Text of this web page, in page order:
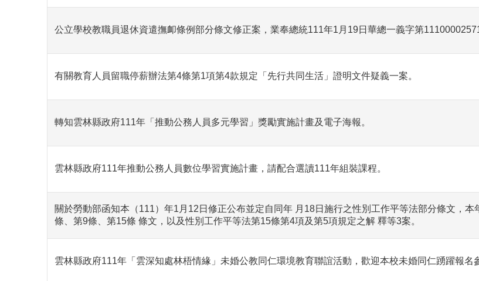
公立學校教職員退休資遣撫卹條例部分條文修正案，業奉總統111年1月19日華總一義字第
有關教育人員留職停薪辦法第4條第1項第4款規定「先行共同生活」證明文件疑義一案。
轉知雲林縣政府111年「推動公務人員多元學習」獎勵實施計畫及電子海報。
雲林縣政府111年推動公務人員數位學習實施計畫，請配合選讀111年組裝課程。
關於勞動部函知本（111）年1月12日修正公布並定自同年 月18日施行之性別工作平等法部分條文，
條、第9條、第15條 條文，以及性別工作平等法第15條第4項及第5項規定之解 釋等3案。
雲林縣政府111年「雲深知處林梧情緣」未婚公教同仁環境教育聯誼活動，歡迎本校未婚同仁踴躍報名